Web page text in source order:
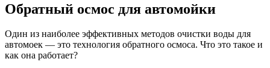
Обратный осмос для автомойки
Один из наиболее эффективных методов очистки воды для
автомоек — это технология обратного осмоса. Что это такое и
как она работает?